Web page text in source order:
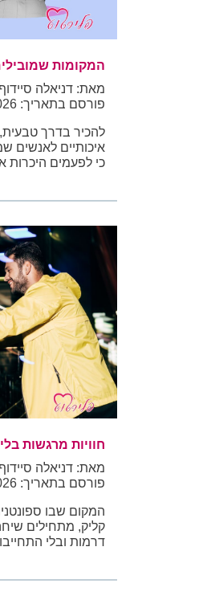
המקומות
מאת: דניאלה סיידוף
פורסם בתאריך: 13/05/2026 14:44:04
להכיר בדרך טבעית,
איכותיים
כי לפעמים
חוויות מרגשות
מאת: דניאלה סיידוף
פורסם בתאריך: 23/02/2026 11:45:28
המקום שבו
קליק, מתחילים
דרמות ובלי